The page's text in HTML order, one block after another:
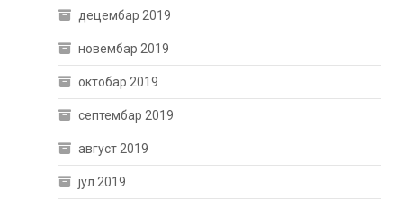
децембар 2019
новембар 2019
октобар 2019
септембар 2019
август 2019
јул 2019